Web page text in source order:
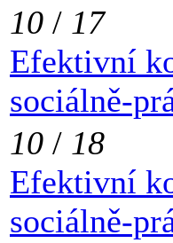
10 / 17
Efektivní
sociálně-
10 / 18
Efektivní
sociálně-